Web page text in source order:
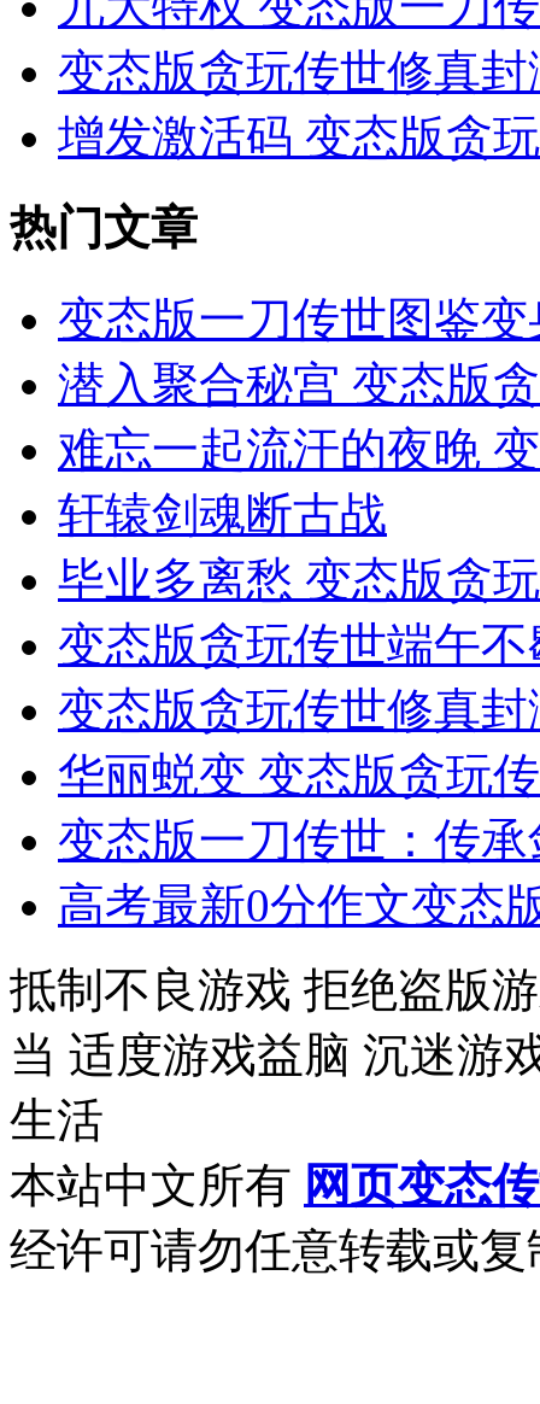
变态版贪玩传世修真
增发激活码 变态版贪
热门文章
变态版一刀传世图鉴
潜入聚合秘宫 变态版
难忘一起流汗的夜晚
轩辕剑魂断古战
毕业多离愁 变态版贪
变态版贪玩传世端午
变态版贪玩传世修真
华丽蜕变 变态版贪玩
变态版一刀传世：传
高考最新0分作文变态
抵制不良游戏 拒绝盗版
当 适度游戏益脑 沉迷游
生活
本站中文所有 网页变态
经许可请勿任意转载或复